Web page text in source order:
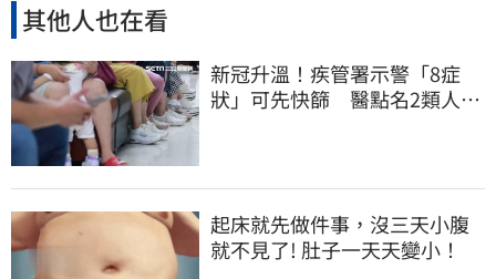
其他人也在看
新冠升溫！疾管署示警「8症
狀」可先快篩 醫點名2類人重
起床就先做件事，沒三天小腹
就不見了! 肚子一天天變小！